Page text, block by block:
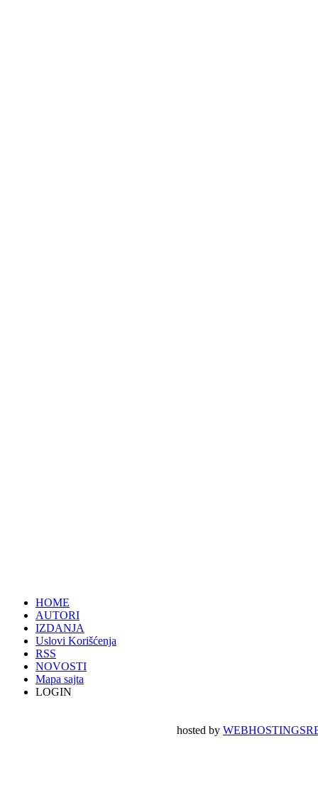
HOME
AUTORI
IZDANJA
Uslovi Korišćenja
RSS
NOVOSTI
Mapa sajta
LOGIN
hosted by